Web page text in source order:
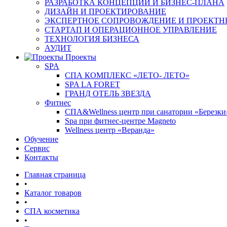
РАЗРАБОТКА КОНЦЕПЦИИ И БИЗНЕС-ПЛАНА
ДИЗАЙН И ПРОЕКТИРОВАНИЕ
ЭКСПЕРТНОЕ СОПРОВОЖДЕНИЕ И
СТАРТАП И ОПЕРАЦИОННОЕ УПРАВЛЕНИЕ
ТЕХНОЛОГИЯ БИЗНЕСА
АУДИТ
Проекты
SPA
СПА КОМПЛЕКС «ЛЕТО- ЛЕТО»
SPA LA FORET
ГРАНД ОТЕЛЬ ЗВЕЗДА
Фитнес
СПА&Wellness центр при санатории
Spa при фитнес-центре Magneto
Wellness центр «Веранда»
Обучение
Сервис
Контакты
Главная страница
•
Каталог товаров
•
СПА косметика
•